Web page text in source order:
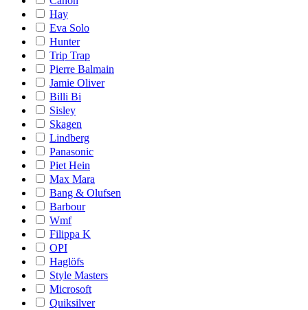
Hay
Eva Solo
Hunter
Trip Trap
Pierre Balmain
Jamie Oliver
Billi Bi
Sisley
Skagen
Lindberg
Panasonic
Piet Hein
Max Mara
Bang & Olufsen
Barbour
Wmf
Filippa K
OPI
Haglöfs
Style Masters
Microsoft
Quiksilver